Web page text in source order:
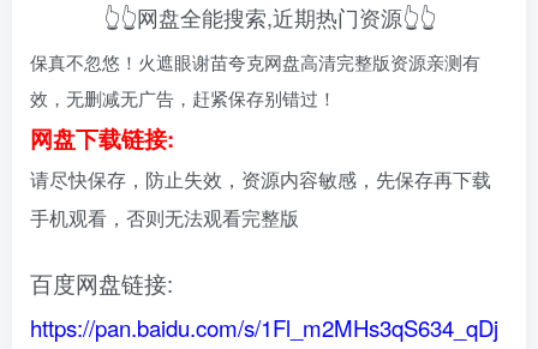
👆👆网盘全能搜索,近期热门资源👆👆
保真不忽悠！火遮眼谢苗夸克网盘高清完整版资源亲测有
效，无删减无广告，赶紧保存别错过！
网盘下载链接:
请尽快保存，防止失效，资源内容敏感，先保存再下载
手机观看，否则无法观看完整版
百度网盘链接:
https://pan.baidu.com/s/1Fl_m2MHs3qS634_qDj